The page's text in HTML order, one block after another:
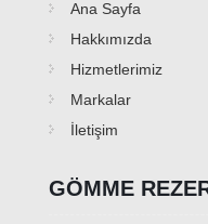
Ana Sayfa
Hakkımızda
Hizmetlerimiz
Markalar
İletişim
GÖMME